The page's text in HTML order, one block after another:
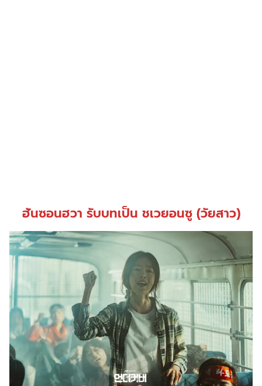
ฮันซอนฮวา รับบทเป็น ชเวยอนซู (วัยสาว)